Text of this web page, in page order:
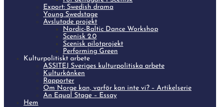
Export: Swedish drama
Young Swedstage
Avslutade projekt
Nordic-Baltic Dance Workshop
Scenisk 2.0
Scenisk pilotprojekt
Performing Green
Kulturpolitiskt arbete
ASSITEJ Sveriges kulturpolitiska arbete
Kulturkånken
Rapporter
Om Norge kan, varför kan inte vi? – Artikelserie
An Equal Stage – Essay
Hem